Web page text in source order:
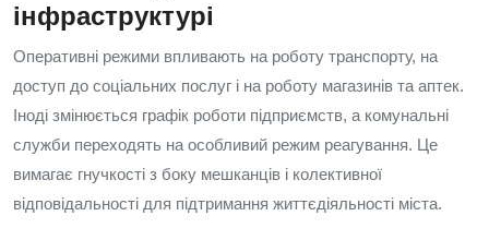
інфраструктурі
Оперативні режими впливають на роботу транспорту, на
доступ до соціальних послуг і на роботу магазинів та аптек.
Іноді змінюється графік роботи підприємств, а комунальні
служби переходять на особливий режим реагування. Це
вимагає гнучкості з боку мешканців і колективної
відповідальності для підтримання життєдіяльності міста.